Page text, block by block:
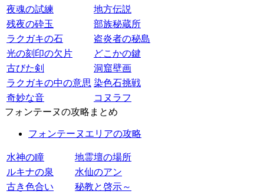
夜魂の試練
地方伝説
残夜の砕玉
部族秘蔵所
ラクガキの石
盗炎者の秘島
光の刻印の欠片
どこかの鍵
古びた剣
洞窟壁画
ラクガキの中の意思 染色石挑戦
奇妙な音
コヌラフ
フォンテーヌの攻略まとめ
フォンテーヌエリアの攻略
水神の瞳
地霊壇の場所
ルキナの泉
水仙のアン
古き色合い
秘教と啓示～